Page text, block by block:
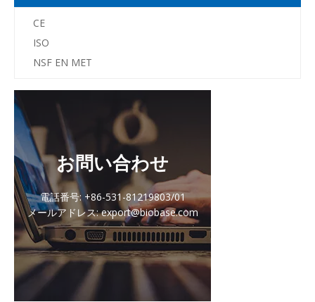
CE
ISO
NSF EN MET
お問い合わせ
電話番号: +86-531-81219803/01
メールアドレス: export@biobase.com